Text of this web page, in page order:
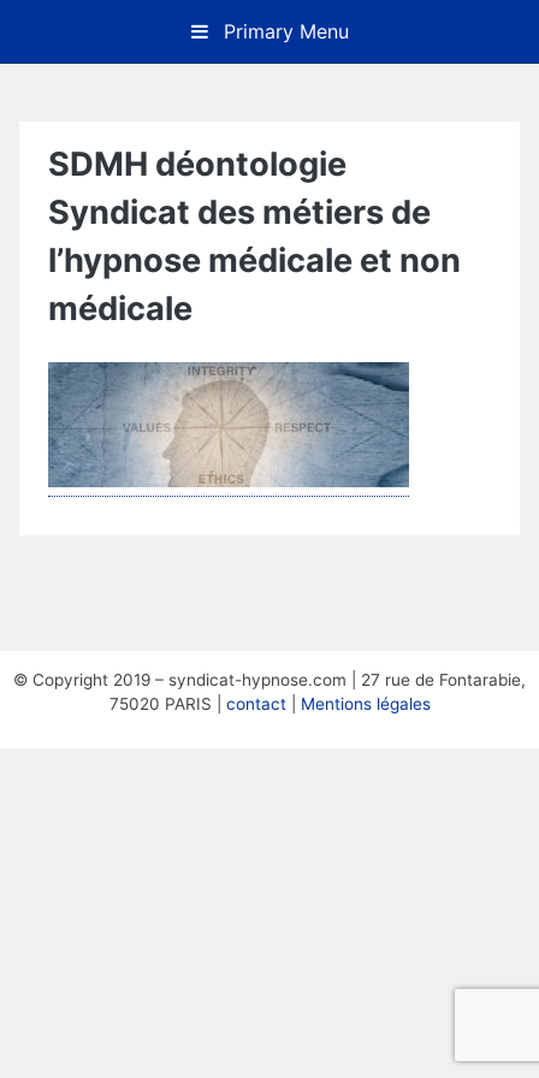
content
Primary Menu
SDMH déontologie
Syndicat des métiers de
l’hypnose médicale et non
médicale
© Copyright 2019 – syndicat-hypnose.com | 27 rue de Fontarabie,
75020 PARIS | contact| Mentions légales